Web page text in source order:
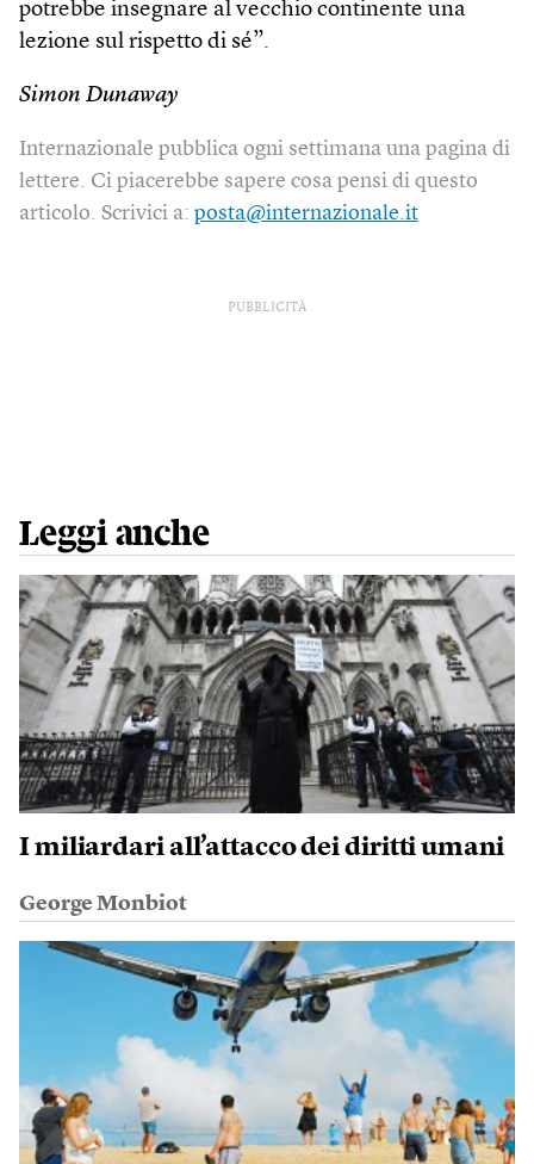
potrebbe insegnare al vecchio continente una
lezione sul rispetto di sé”.
Simon Dunaway
Internazionale pubblica ogni settimana una pagina di
lettere. Ci piacerebbe sapere cosa pensi di questo
articolo. Scrivici a: posta@internazionale.it
PUBBLICITÀ
Leggi anche
I miliardari all’attacco dei diritti umani
George Monbiot